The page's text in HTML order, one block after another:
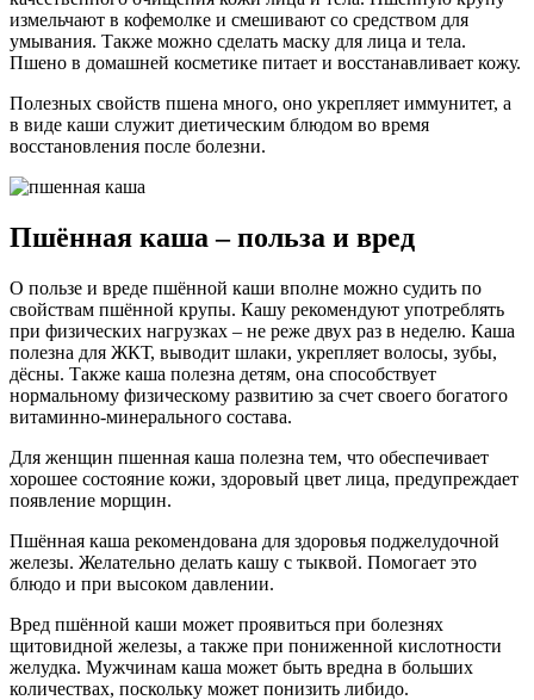
измельчают в кофемолке и смешивают со средством для
умывания. Также можно сделать маску для лица и тела.
Пшено в домашней косметике питает и восстанавливает кожу.
Полезных свойств пшена много, оно укрепляет иммунитет, а
в виде каши служит диетическим блюдом во время
восстановления после болезни.
Пшённая каша – польза и вред
О пользе и вреде пшённой каши вполне можно судить по
свойствам пшённой крупы. Кашу рекомендуют употреблять
при физических нагрузках – не реже двух раз в неделю. Каша
полезна для ЖКТ, выводит шлаки, укрепляет волосы, зубы,
дёсны. Также каша полезна детям, она способствует
нормальному физическому развитию за счет своего богатого
витаминно-минерального состава.
Для женщин пшенная каша полезна тем, что обеспечивает
хорошее состояние кожи, здоровый цвет лица, предупреждает
появление морщин.
Пшённая каша рекомендована для здоровья поджелудочной
железы. Желательно делать кашу с тыквой. Помогает это
блюдо и при высоком давлении.
Вред пшённой каши может проявиться при болезнях
щитовидной железы, а также при пониженной кислотности
желудка. Мужчинам каша может быть вредна в больших
количествах, поскольку может понизить либидо.